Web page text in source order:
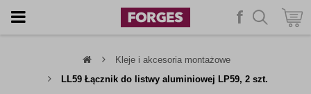
f szukaj
Kleje i akcesoria montażowe
LL59 Łącznik do listwy aluminiowej LP59, 2 szt.